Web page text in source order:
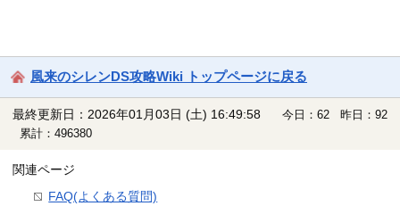
風来のシレンDS攻略Wiki トップページに戻る
最終更新日：2026年01月03日 (土) 16:49:58
今日：62 昨日：92
累計：496380
関連ページ
FAQ(よくある質問)